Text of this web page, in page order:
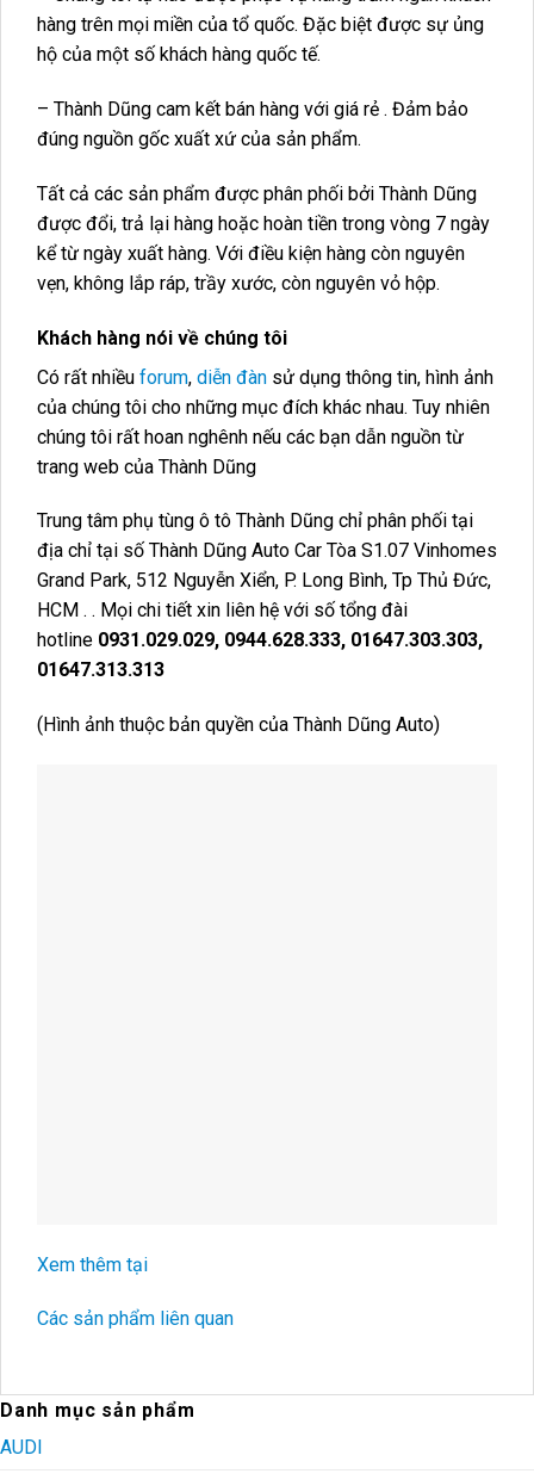
hàng trên mọi miền của tổ quốc. Đặc biệt được sự ủng
hộ của một số khách hàng quốc tế.
– Thành Dũng cam kết bán hàng với giá rẻ . Đảm bảo
đúng nguồn gốc xuất xứ của sản phẩm.
Tất cả các sản phẩm được phân phối bởi Thành Dũng
được đổi, trả lại hàng hoặc hoàn tiền trong vòng 7 ngày
kể từ ngày xuất hàng. Với điều kiện hàng còn nguyên
vẹn, không lắp ráp, trầy xước, còn nguyên vỏ hộp.
Khách hàng nói về chúng tôi
Có rất nhiều forum, diễn đàn sử dụng thông tin, hình ảnh
của chúng tôi cho những mục đích khác nhau. Tuy nhiên
chúng tôi rất hoan nghênh nếu các bạn dẫn nguồn từ
trang web của Thành Dũng
Trung tâm phụ tùng ô tô Thành Dũng chỉ phân phối tại
địa chỉ tại số Thành Dũng Auto Car Tòa S1.07 Vinhomes
Grand Park, 512 Nguyễn Xiển, P. Long Bình, Tp Thủ Đức,
HCM . . Mọi chi tiết xin liên hệ với số tổng đài
hotline 0931.029.029, 0944.628.333, 01647.303.303,
01647.313.313
(Hình ảnh thuộc bản quyền của Thành Dũng Auto)
Xem thêm tại
Các sản phẩm liên quan
Danh mục sản phẩm
AUDI